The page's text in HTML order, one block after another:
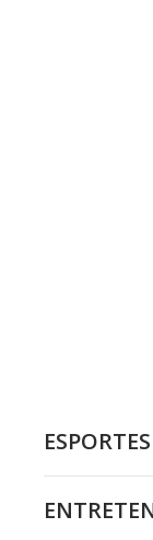
ESPORTES